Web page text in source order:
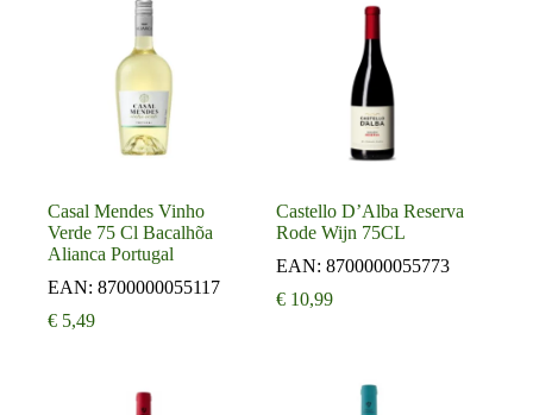
Casal Mendes Vinho
Verde 75 Cl Bacalhõa
Alianca Portugal
EAN: 8700000055117
€ 5,49
Castello D’Alba Reserva
Rode Wijn 75CL
EAN:8700000055773
€ 10,99